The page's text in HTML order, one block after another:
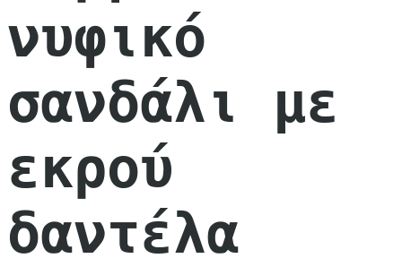
νυφικό
σανδάλι με
εκρού
δαντέλα